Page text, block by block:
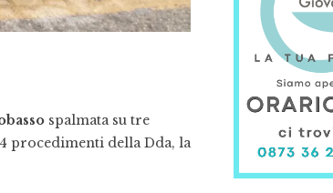
spalmata su tre
procedimenti della Dda, la